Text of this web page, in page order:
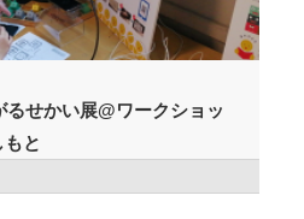
せかい展@ワークショッ
と